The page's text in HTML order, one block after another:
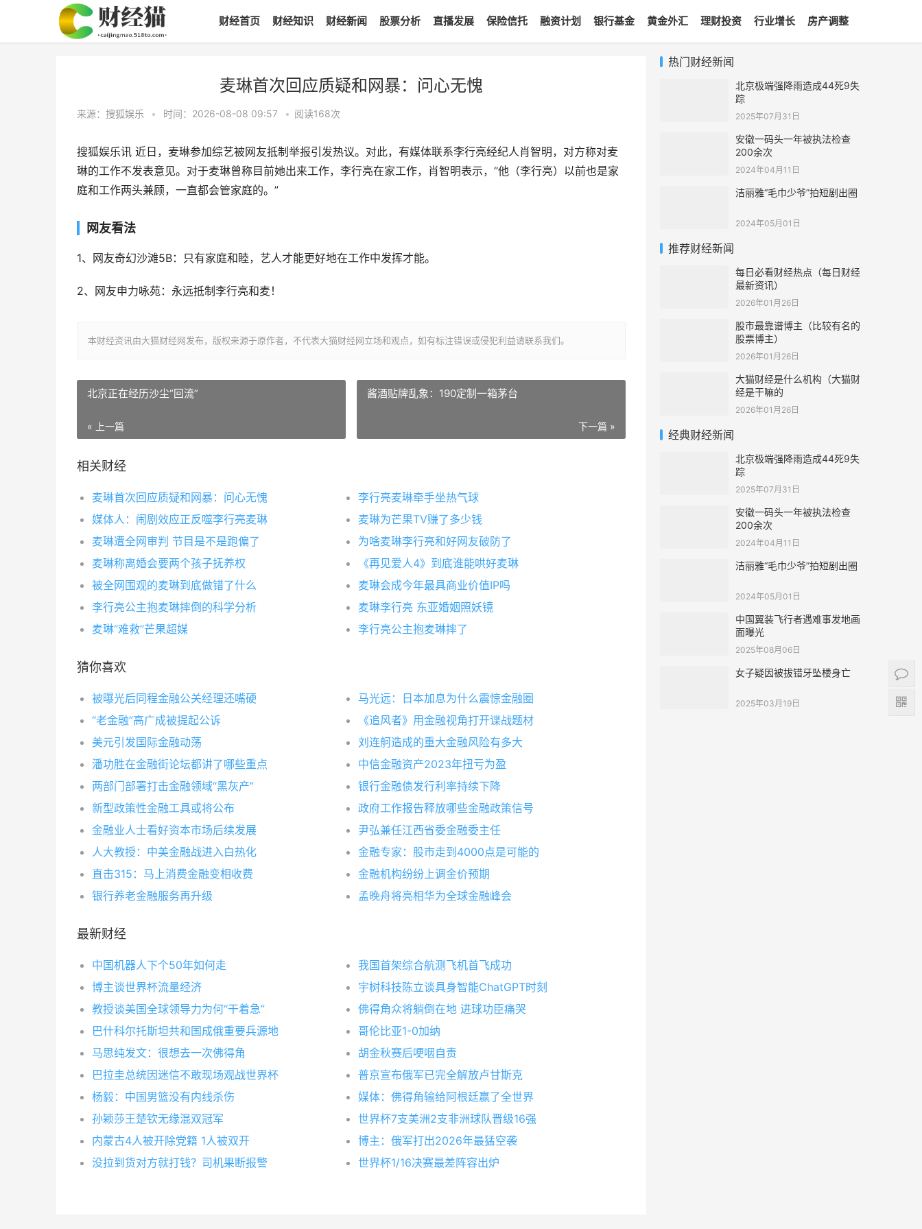
财经首页 财经知识 财经新闻 股票分析 直播发展 保险信托 融资计划 银行基金 黄金外汇 理财投资 行业增长 房产调整
麦琳首次回应质疑和网暴：问心无愧
来源：搜狐娱乐 • 时间：2026-08-08 09:57 • 阅读168次
搜狐娱乐讯 近日，麦琳参加综艺被网友抵制举报引发热议。对此，有媒体联系李行亮经纪人肖智明，对方称对麦
琳的工作不发表意见。对于麦琳曾称目前她出来工作，李行亮在家工作，肖智明表示，“他（李行亮）以前也是家
庭和工作两头兼顾，一直都会管家庭的。”
网友看法
1、网友奇幻沙滩5B：只有家庭和睦，艺人才能更好地在工作中发挥才能。
2、网友申力咏苑：永远抵制李行亮和麦！
本财经资讯由大猫财经网发布，版权来源于原作者，不代表大猫财经网立场和观点，如有标注错误或侵犯利益请联系我们。
北京正在经历沙尘“回流”
« 上一篇
酱酒贴牌乱象：190定制一箱茅台
下一篇 »
相关财经
麦琳首次回应质疑和网暴：问心无愧
李行亮麦琳牵手坐热气球
媒体人：闹剧效应正反噬李行亮麦琳
麦琳为芒果TV赚了多少钱
麦琳遭全网审判 节目是不是跑偏了
为啥麦琳李行亮和好网友破防了
麦琳称离婚会要两个孩子抚养权
《再见爱人4》到底谁能哄好麦琳
被全网围观的麦琳到底做错了什么
麦琳会成今年最具商业价值IP吗
李行亮公主抱麦琳摔倒的科学分析
麦琳李行亮 东亚婚姻照妖镜
麦琳“难救”芒果超媒
李行亮公主抱麦琳摔了
猜你喜欢
被曝光后同程金融公关经理还嘴硬
马光远：日本加息为什么震惊金融圈
“老金融”高广成被提起公诉
《追风者》用金融视角打开谍战题材
美元引发国际金融动荡
刘连舸造成的重大金融风险有多大
潘功胜在金融街论坛都讲了哪些重点
中信金融资产2023年扭亏为盈
两部门部署打击金融领域“黑灰产”
银行金融债发行利率持续下降
新型政策性金融工具或将公布
政府工作报告释放哪些金融政策信号
金融业人士看好资本市场后续发展
尹弘兼任江西省委金融委主任
人大教授：中美金融战进入白热化
金融专家：股市走到4000点是可能的
直击315：马上消费金融变相收费
金融机构纷纷上调金价预期
银行养老金融服务再升级
孟晚舟将亮相华为全球金融峰会
最新财经
中国机器人下个50年如何走
我国首架综合航测飞机首飞成功
博主谈世界杯流量经济
宇树科技陈立谈具身智能ChatGPT时刻
教授谈美国全球领导力为何“干着急”
佛得角众将躺倒在地 进球功臣痛哭
巴什科尔托斯坦共和国成俄重要兵源地
哥伦比亚1-0加纳
马思纯发文：很想去一次佛得角
胡金秋赛后哽咽自责
巴拉圭总统因迷信不敢现场观战世界杯
普京宣布俄军已完全解放卢甘斯克
杨毅：中国男篮没有内线杀伤
媒体：佛得角输给阿根廷赢了全世界
孙颖莎王楚钦无缘混双冠军
世界杯7支美洲2支非洲球队晋级16强
内蒙古4人被开除党籍 1人被双开
博主：俄军打出2026年最猛空袭
没拉到货对方就打钱？司机果断报警
世界杯1/16决赛最差阵容出炉
热门财经新闻
北京极端强降雨造成44死9失
踪
2025年07月31日
安徽一码头一年被执法检查
200余次
2024年04月11日
洁丽雅“毛巾少爷”拍短剧出圈
2024年05月01日
推荐财经新闻
每日必看财经热点（每日财经
最新资讯）
2026年01月26日
股市最靠谱博主（比较有名的
股票博主）
2026年01月26日
大猫财经是什么机构（大猫财
经是干嘛的
2026年01月26日
经典财经新闻
北京极端强降雨造成44死9失
踪
2025年07月31日
安徽一码头一年被执法检查
200余次
2024年04月11日
洁丽雅“毛巾少爷”拍短剧出圈
2024年05月01日
中国翼装飞行者遇难事发地画
面曝光
2025年08月06日
女子疑因被拔错牙坠楼身亡
2025年03月19日